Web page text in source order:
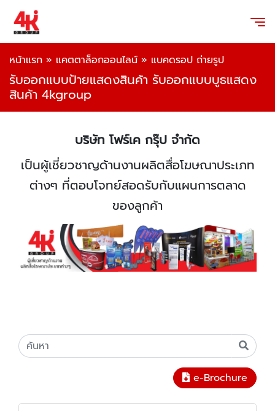
หน้าแรก » แคตตาล็อกออนไลน์ » แบคดรอป ถ่ายรูป
รับออกแบบป้ายแสดงสินค้า รับออกแบบบูธแสดง
สินค้า 4kgroup
บริษัท โฟร์เค กรุ๊ป จำกัด
เป็นผู้เชี่ยวชาญด้านงานผลิตสื่อโฆษณาประเภท
ต่างๆ ที่ตอบโจทย์สอดรับกับแผนการตลาด
ของลูกค้า
e-Brochure